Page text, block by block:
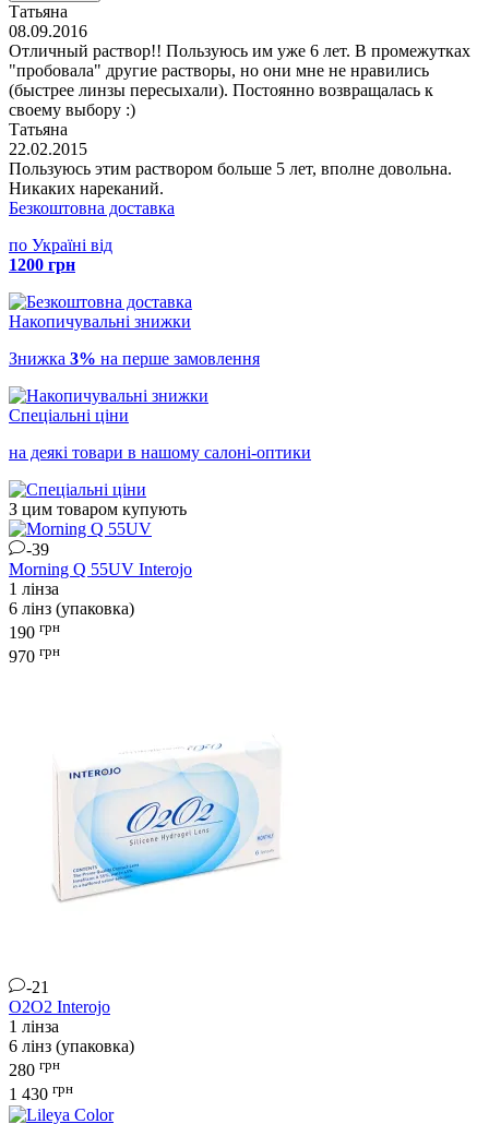
Татьяна
08.09.2016
Отличный раствор!! Пользуюсь им уже 6 лет. В промежутках
"пробовала" другие растворы, но они мне не нравились
(быстрее линзы пересыхали). Постоянно возвращалась к
своему выбору :)
Татьяна
22.02.2015
Пользуюсь этим раствором больше 5 лет, вполне довольна.
Никаких нареканий.
Безкоштовна доставка
по Україні від
1200 грн
Накопичувальні знижки
Знижка 3% на перше замовлення
Спеціальні ціни
на деякі товари в нашому салоні-оптики
З цим товаром купують
-39
Morning Q 55UV Interojo
1 лінза
6 лінз (упаковка)
190 грн
970 грн
-21
O2O2 Interojo
1 лінза
6 лінз (упаковка)
280 грн
1 430 грн